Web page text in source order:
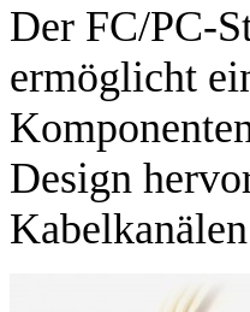
Der FC/PC-
ermöglicht
Design